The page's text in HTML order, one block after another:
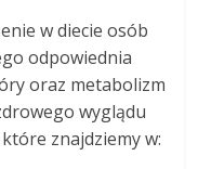
w diecie osób
odpowiednia
oraz metabolizm
wyglądu
które znajdziemy w: